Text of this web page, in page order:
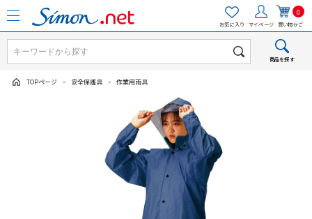
お気に入り マイページ
0
買い物かご
商品を探す
TOPページ > 安全保護具 > 作業用雨具